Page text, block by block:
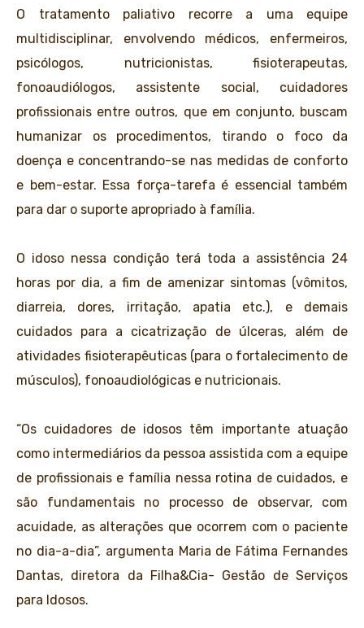
O tratamento paliativo recorre a uma equipe
multidisciplinar, envolvendo médicos, enfermeiros,
psicólogos, nutricionistas, fisioterapeutas,
fonoaudiólogos, assistente social, cuidadores
profissionais entre outros, que em conjunto, buscam
humanizar os procedimentos, tirando o foco da
doença e concentrando-se nas medidas de conforto
e bem-estar. Essa força-tarefa é essencial também
para dar o suporte apropriado à família.
O idoso nessa condição terá toda a assistência 24
horas por dia, a fim de amenizar sintomas (vômitos,
diarreia, dores, irritação, apatia etc.), e demais
cuidados para a cicatrização de úlceras, além de
atividades fisioterapêuticas (para o fortalecimento de
músculos), fonoaudiológicas e nutricionais.
“Os cuidadores de idosos têm importante atuação
como intermediários da pessoa assistida com a equipe
de profissionais e família nessa rotina de cuidados, e
são fundamentais no processo de observar, com
acuidade, as alterações que ocorrem com o paciente
no dia-a-dia”, argumenta Maria de Fátima Fernandes
Dantas, diretora da Filha&Cia- Gestão de Serviços
para Idosos.